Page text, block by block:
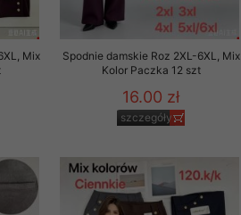
Mix
Spodnie damskie Roz 2XL-6XL, Mix
Kolor Paczka 12 szt
16.00 zł
szczegóły
danych